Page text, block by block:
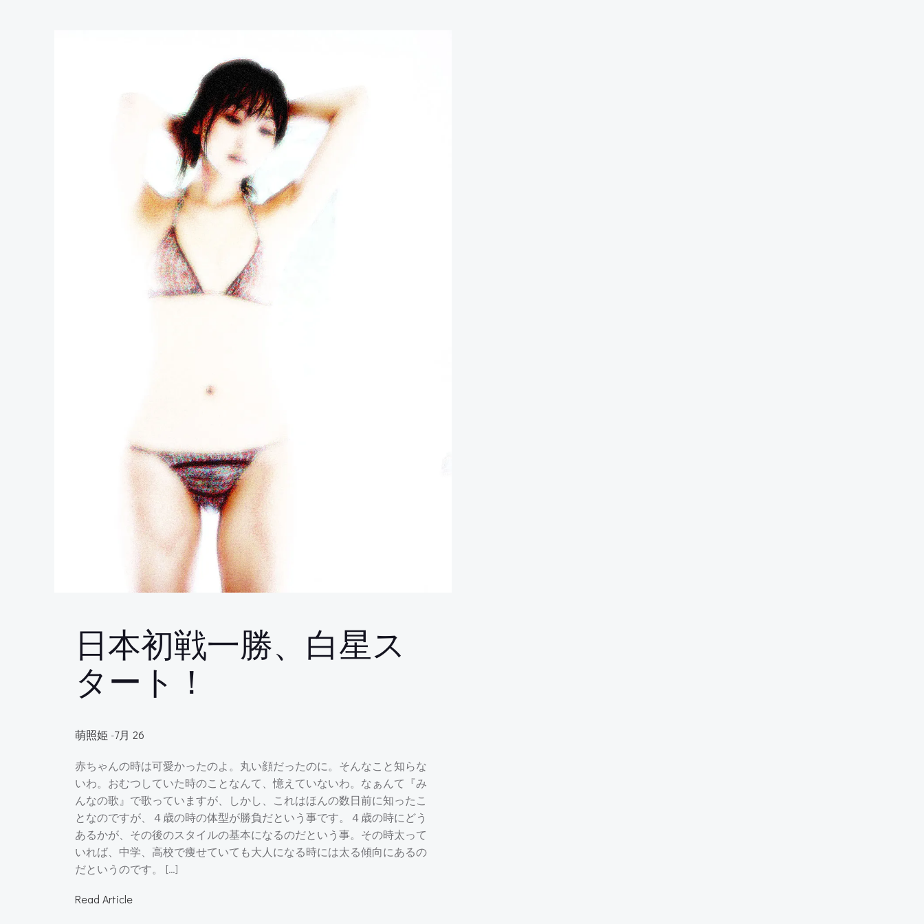
日本初戦一勝、白星ス
タート！
萌照姫 -7月 26
赤ちゃんの時は可愛かったのよ。丸い顔だったのに。そんなこと知らな
いわ。おむつしていた時のことなんて、憶えていないわ。なぁんて『み
んなの歌』で歌っていますが、しかし、これはほんの数日前に知ったこ
となのですが、４歳の時の体型が勝負だという事です。４歳の時にどう
あるかが、その後のスタイルの基本になるのだという事。その時太って
いれば、中学、高校で痩せていても大人になる時には太る傾向にあるの
だというのです。 […]
Read Article